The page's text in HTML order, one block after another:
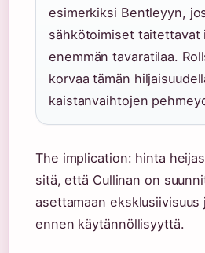
esimerkiksi Bentleyyn,
sähkötoimiset taitettavat
enemmän tavaratilaa.
korvaa tämän
kaistanvaihtojen
The implication: hinta
sitä, että Cullinan on
asettamaan eksklusiivisuus
ennen käytännöllisyyttä.